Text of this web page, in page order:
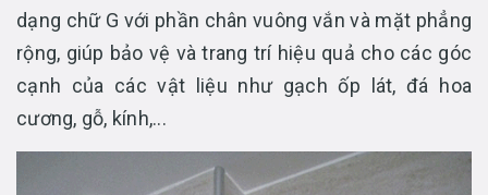
dạng chữ G với phần chân vuông vắn và mặt phẳng
rộng, giúp bảo vệ và trang trí hiệu quả cho các góc
cạnh của các vật liệu như gạch ốp lát, đá hoa
cương, gỗ, kính,...